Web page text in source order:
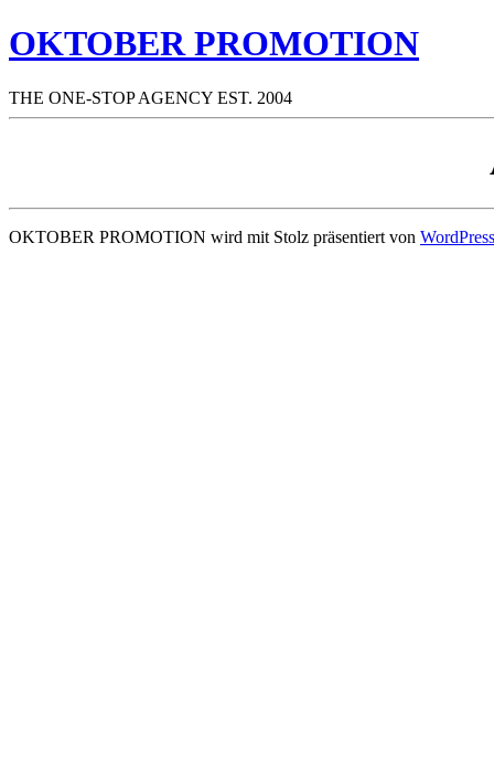
OKTOBER PROMOTION
THE ONE-STOP AGENCY EST. 2004
OKTOBER PROMOTION wird mit Stolz präsentiert von WordPress